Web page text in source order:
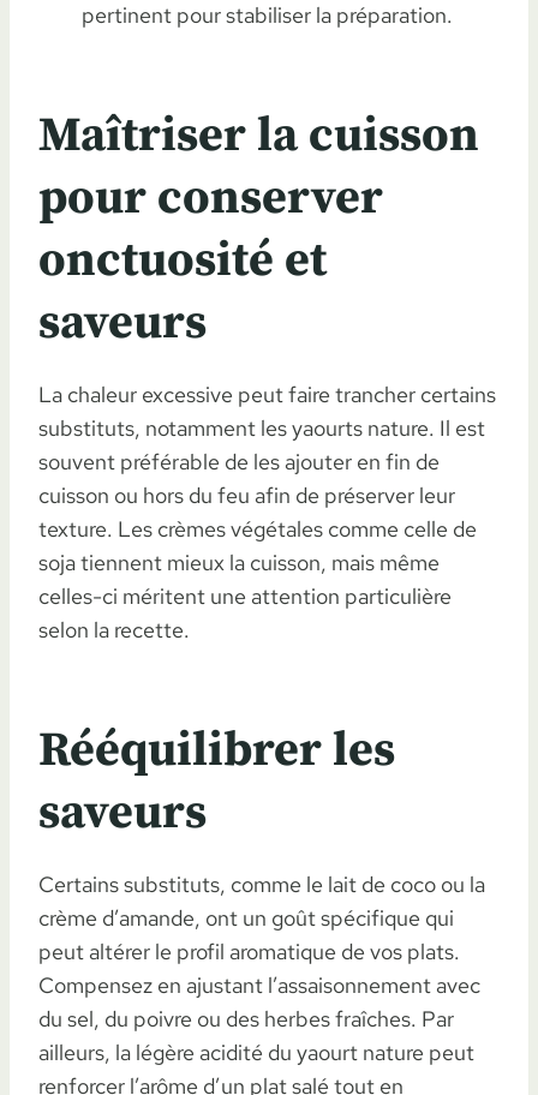
pertinent pour stabiliser la préparation.
Maîtriser la cuisson
pour conserver
onctuosité et
saveurs
La chaleur excessive peut faire trancher certains
substituts, notamment les yaourts nature. Il est
souvent préférable de les ajouter en fin de
cuisson ou hors du feu afin de préserver leur
texture. Les crèmes végétales comme celle de
soja tiennent mieux la cuisson, mais même
celles-ci méritent une attention particulière
selon la recette.
Rééquilibrer les
saveurs
Certains substituts, comme le lait de coco ou la
crème d’amande, ont un goût spécifique qui
peut altérer le profil aromatique de vos plats.
Compensez en ajustant l’assaisonnement avec
du sel, du poivre ou des herbes fraîches. Par
ailleurs, la légère acidité du yaourt nature peut
renforcer l’arôme d’un plat salé tout en